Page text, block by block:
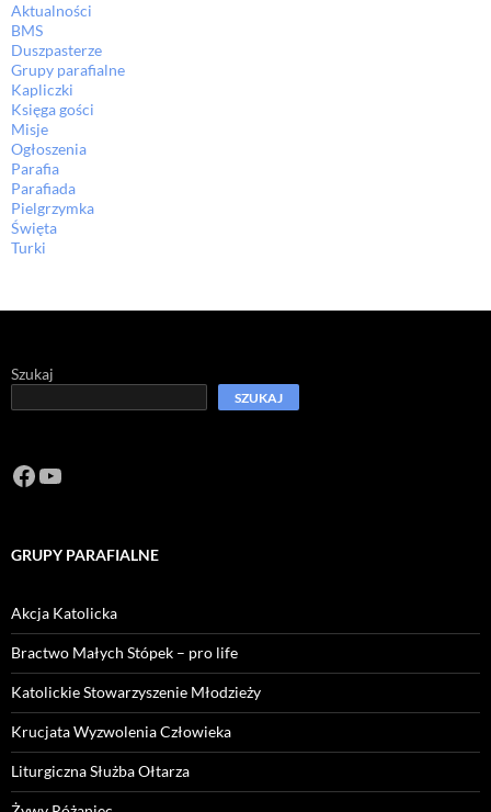
Aktualności
BMS
Duszpasterze
Grupy parafialne
Kapliczki
Księga gości
Misje
Ogłoszenia
Parafia
Parafiada
Pielgrzymka
Święta
Turki
Szukaj
SZUKAJ
Facebook
https://www.youtube.com/channel/
GRUPY PARAFIALNE
Akcja Katolicka
Bractwo Małych Stópek – pro life
Katolickie Stowarzyszenie Młodzieży
Krucjata Wyzwolenia Człowieka
Liturgiczna Służba Ołtarza